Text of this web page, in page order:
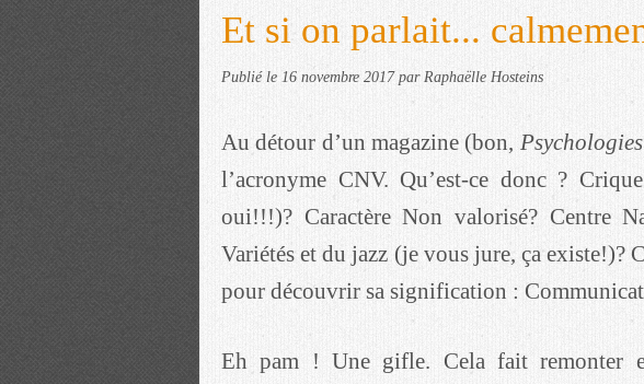
Et si on parlait...
Publié le 16 novembre 2017par Raphaëlle Hosteins
Au détour d’un magazine (bon, Psychologies
l’acronyme CNV. Qu’est-ce donc ?
oui!!!)? Caractère Non valorisé? Centre
Variétés et du jazz (je vous jure, ça existe!)?
pour découvrir sa signification :
Eh pam ! Une gifle. Cela fait remonter